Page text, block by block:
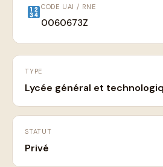
CODE UAI / RNE
0060673Z
TYPE
Lycée général et
STATUT
Privé